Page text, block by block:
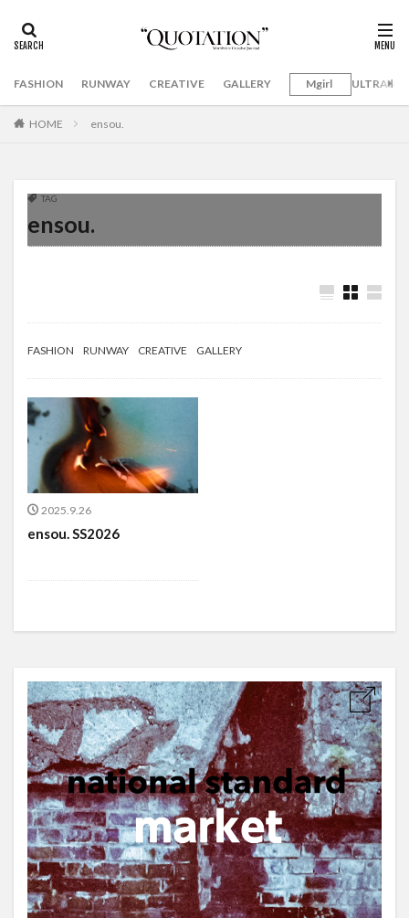
FASHION RUNWAY CREATIVE GALLERY Mgirl
HOME ensou.
TAG
ensou.
FASHION RUNWAY CREATIVE GALLERY
2025.9.26
ensou. SS2026